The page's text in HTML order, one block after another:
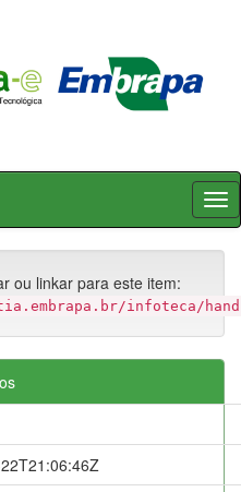
ou linkar para este item:
infoteca/